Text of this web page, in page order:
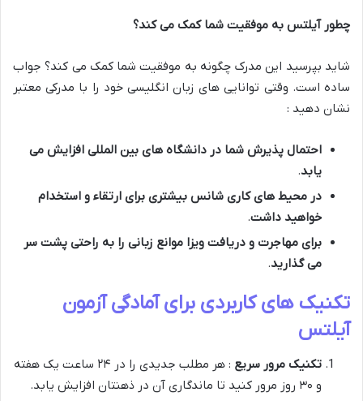
چطور آیلتس به موفقیت شما کمک می کند؟
شاید بپرسید این مدرک چگونه به موفقیت شما کمک می کند؟ جواب
ساده است. وقتی توانایی های زبان انگلیسی خود را با مدرکی معتبر
نشان دهید :
احتمال پذیرش شما در دانشگاه های بین المللی افزایش می
یابد.
در محیط های کاری شانس بیشتری برای ارتقاء و استخدام
خواهید داشت​​.
برای مهاجرت و دریافت ویزا موانع زبانی را به راحتی پشت سر
می گذارید​.
تکنیک های کاربردی برای آمادگی آزمون
آیلتس
تکنیک مرور سریع
: هر مطلب جدیدی را در ۲۴ ساعت یک هفته
و ۳۰ روز مرور کنید تا ماندگاری آن در ذهنتان افزایش یابد​.